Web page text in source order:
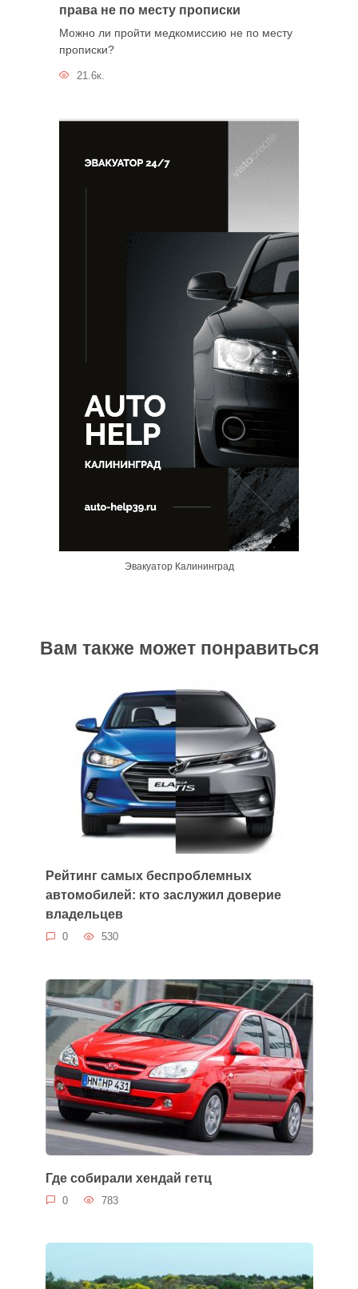
права не по месту прописки
Можно ли пройти медкомиссию не по месту
прописки?
21.6к.
Эвакуатор Калининград
Вам также может понравиться
Рейтинг самых беспроблемных
автомобилей: кто заслужил доверие
владельцев
0 530
Где собирали хендай гетц
0 783